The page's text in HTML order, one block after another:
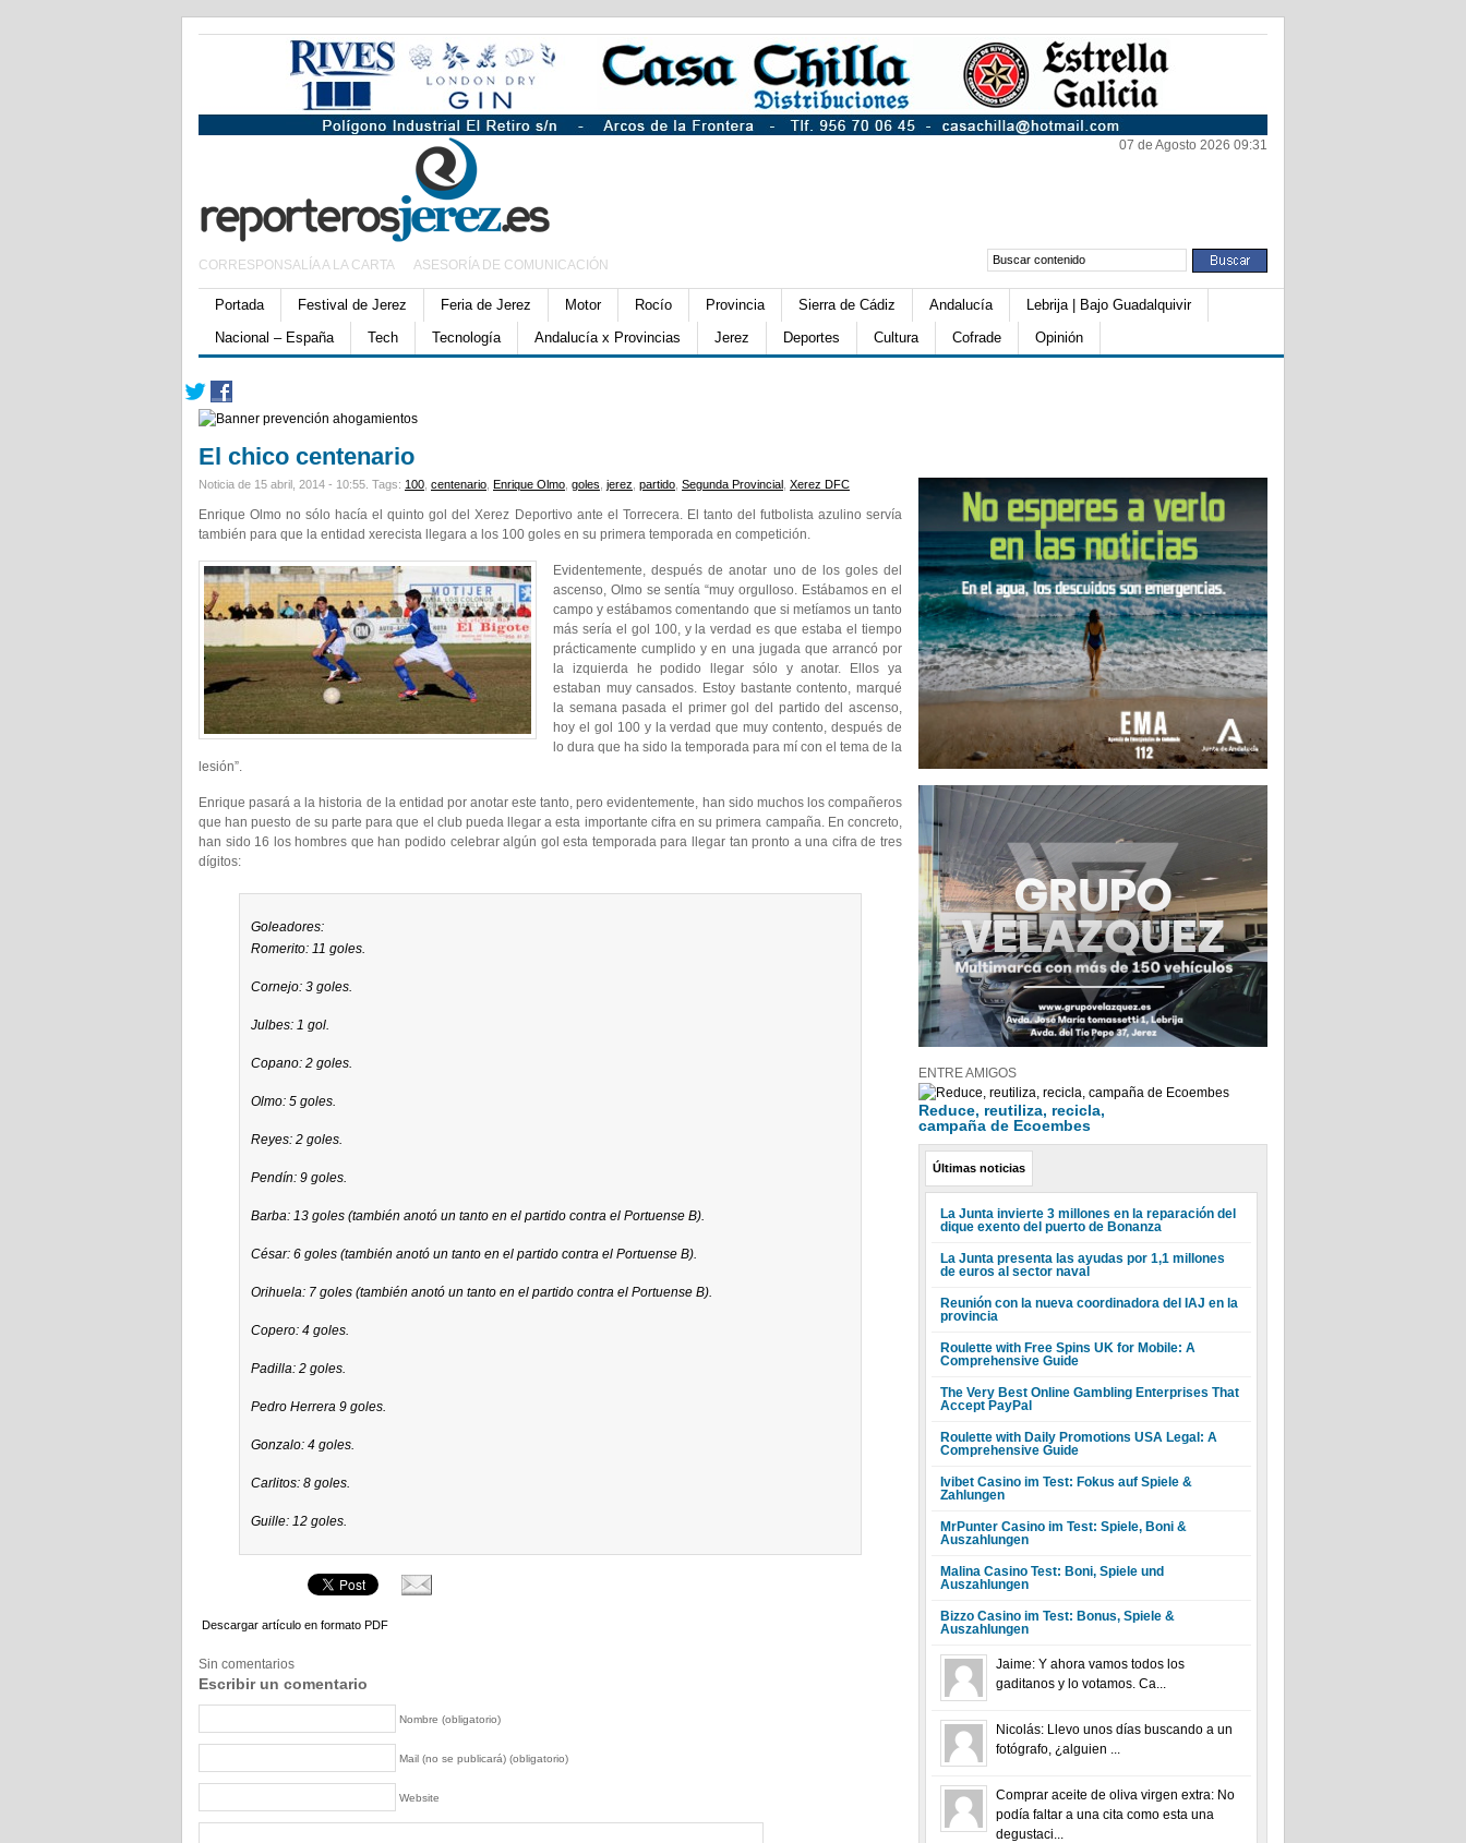
07 de Agosto 2026 09:31
CORRESPONSALÍA A LA CARTA ASESORÍA DE COMUNICACIÓN
Portada Festival de Jerez Feria de Jerez Motor Rocío Provincia Sierra de Cádiz Andalucía
Lebrija | Bajo Guadalquivir
Nacional – España
Tech Tecnología Andalucía x Provincias Jerez Deportes Cultura Cofrade Opinión
El chico centenario
Noticia de 15 abril, 2014 - 10:55. Tags: 100 centenario Enrique Olmo goles jerez partido Segunda Provincial Xerez DFC
Enrique Olmo no sólo hacía el quinto gol del Xerez Deportivo ante el Torrecera. El tanto del futbolista azulino servía
también para que la entidad xerecista llegara a los 100 goles en su primera temporada en competición.
Evidentemente, después de anotar uno de los goles del
ascenso, Olmo se sentía “muy orgulloso. Estábamos en el
campo y estábamos comentando que si metíamos un tanto
más sería el gol 100, y la verdad es que estaba el tiempo
prácticamente cumplido y en una jugada que arrancó por
la izquierda he podido llegar sólo y anotar. Ellos ya
estaban muy cansados. Estoy bastante contento, marqué
la semana pasada el primer gol del partido del ascenso,
hoy el gol 100 y la verdad que muy contento, después de
lo dura que ha sido la temporada para mí con el tema de la
lesión”.
Enrique pasará a la historia de la entidad por anotar este tanto, pero evidentemente, han sido muchos los compañeros
que han puesto de su parte para que el club pueda llegar a esta importante cifra en su primera campaña. En concreto,
han sido 16 los hombres que han podido celebrar algún gol esta temporada para llegar tan pronto a una cifra de tres
dígitos:
Goleadores:
Romerito: 11 goles.
Cornejo: 3 goles.
Julbes: 1 gol.
Copano: 2 goles.
Olmo: 5 goles.
Reyes: 2 goles.
Pendín: 9 goles.
Barba: 13 goles (también anotó un tanto en el partido contra el Portuense B).
César: 6 goles (también anotó un tanto en el partido contra el Portuense B).
Orihuela: 7 goles (también anotó un tanto en el partido contra el Portuense B).
Copero: 4 goles.
Padilla: 2 goles.
Pedro Herrera 9 goles.
Gonzalo: 4 goles.
Carlitos: 8 goles.
Guille: 12 goles.
Descargar artículo en formato PDF
Sin comentarios
Escribir un comentario
Nombre (obligatorio)
Mail (no se publicará) (obligatorio)
Website
ENTRE AMIGOS
Reduce, reutiliza, recicla,
campaña de Ecoembes
Últimas noticias
La Junta invierte 3 millones en la reparación del
dique exento del puerto de Bonanza
La Junta presenta las ayudas por 1,1 millones
de euros al sector naval
Reunión con la nueva coordinadora del IAJ en la
provincia
Roulette with Free Spins UK for Mobile: A
Comprehensive Guide
The Very Best Online Gambling Enterprises That
Accept PayPal
Roulette with Daily Promotions USA Legal: A
Comprehensive Guide
Ivibet Casino im Test: Fokus auf Spiele &
Zahlungen
MrPunter Casino im Test: Spiele, Boni &
Auszahlungen
Malina Casino Test: Boni, Spiele und
Auszahlungen
Bizzo Casino im Test: Bonus, Spiele &
Auszahlungen
Jaime: Y ahora vamos todos los
gaditanos y lo votamos. Ca...
Nicolás: Llevo unos días buscando a un
fotógrafo, ¿alguien ...
Comprar aceite de oliva virgen extra: No
podía faltar a una cita como esta una
degustaci...